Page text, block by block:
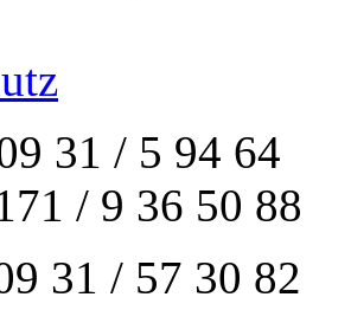
31 / 5 94 64
/ 9 36 50 88
31 / 57 30 82